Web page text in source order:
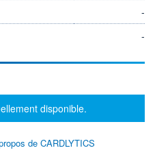
-
-
disponible.
de CARDLYTICS